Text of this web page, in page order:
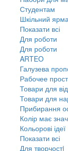
Студентам
Шкільний
Показати всі
Для роботи
Для роботи
ARTEO
Галузева
Рабочее
Товари для
Товари для
Прибирання
Колір має
Кольорові ідеї
Показати всі
Для творчостi